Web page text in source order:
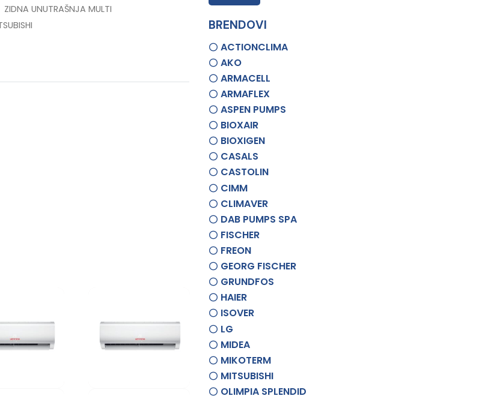
ZIDNA UNUTRAŠNJA MULTI
BRENDOVI
ACTIONCLIMA
AKO
ARMACELL
ARMAFLEX
ASPEN PUMPS
BIOXAIR
BIOXIGEN
CASALS
CASTOLIN
CIMM
CLIMAVER
DAB PUMPS SPA
FISCHER
FREON
GEORG FISCHER
GRUNDFOS
HAIER
ISOVER
LG
MIDEA
MIKOTERM
MITSUBISHI
OLIMPIA SPLENDID